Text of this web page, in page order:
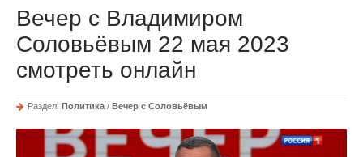
Вечер с Владимиром
Соловьёвым 22 мая 2023
смотреть онлайн
Раздел: Политика / Вечер с Соловьёвым